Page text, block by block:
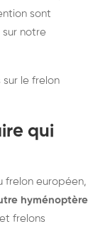
sont
notre
le frelon
qui
frelon européen,
hyménoptère
frelons